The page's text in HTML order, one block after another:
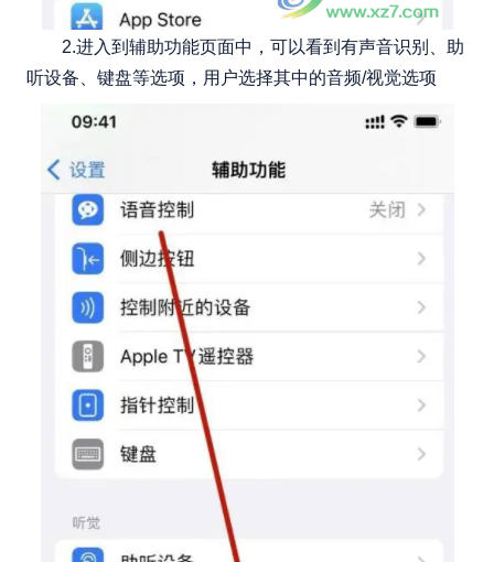
2.进入到辅助功能页面中，可以看到有声音识别、助
听设备、键盘等选项，用户选择其中的音频/视觉选项